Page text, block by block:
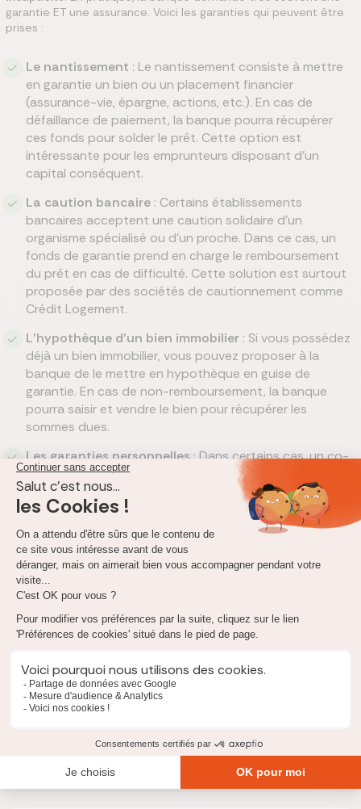
garantie ET une assurance. Voici les garanties qui peuvent être
prises :
Le nantissement : Le nantissement consiste à mettre
en garantie un bien ou un placement financier
(assurance-vie, épargne, actions, etc.). En cas de
défaillance de paiement, la banque pourra récupérer
ces fonds pour solder le prêt. Cette option est
intéressante pour les emprunteurs disposant d’un
capital conséquent.
La caution bancaire: Certains établissements
bancaires acceptent une caution solidaire d’un
organisme spécialisé ou d’un proche. Dans ce cas, un
fonds de garantie prend en charge le remboursement
du prêt en cas de difficulté. Cette solution est surtout
proposée par des sociétés de cautionnement comme
Crédit Logement.
L'hypothèque d'un bien immobilier: Si vous possédez
déjà un bien immobilier, vous pouvez proposer à la
banque de le mettre en hypothèque en guise de
garantie. En cas de non-remboursement, la banque
pourra saisir et vendre le bien pour récupérer les
sommes dues.
Les garanties personnelles : Dans certains cas, un co-
emprunteur ou un tiers peut se porter garant du prêt, à
condition qu’il ait une capacité financière suffisante.
Cela peut être une alternative pour éviter l’assurance
emprunteur, mais elle implique un engagement fort de la
part du garant.
"Un cas récurrent : l’acquéreur pense que
protège la banque si les mensualités ne sont pas
versées, mais elle ne protège pas la famille. La
confusion peut coûter cher, parce qu’on perd alors du
temps au pire moment : entre le compromis et l’acte